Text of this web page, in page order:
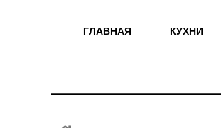
ГЛАВНАЯ КУХНИ